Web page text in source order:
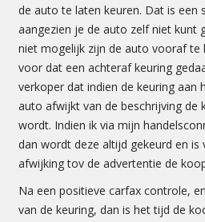
de auto te laten keuren. Dat is een
aangezien je de auto zelf niet kunt
niet mogelijk zijn de auto vooraf te
voor dat een achteraf keuring
verkoper dat indien de keuring aan
auto afwijkt van de beschrijving de
wordt. Indien ik via mijn
dan wordt deze altijd gekeurd en is
afwijking tov de advertentie de
Na een positieve carfax controle,
van de keuring, dan is het tijd de